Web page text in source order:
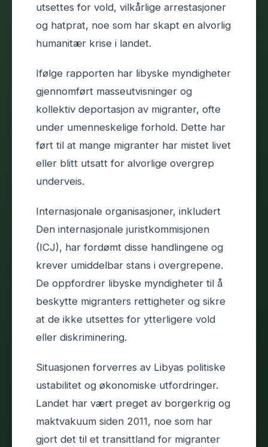
utsettes for vold, vilkårlige arrestasjoner
og hatprat, noe som har skapt en alvorlig
humanitær krise i landet.
Ifølge rapporten har libyske myndigheter
gjennomført masseutvisninger og
kollektiv deportasjon av migranter, ofte
under umenneskelige forhold. Dette har
ført til at mange migranter har mistet livet
eller blitt utsatt for alvorlige overgrep
underveis.
Internasjonale organisasjoner, inkludert
Den internasjonale juristkommisjonen
(ICJ), har fordømt disse handlingene og
krever umiddelbar stans i overgrepene.
De oppfordrer libyske myndigheter til å
beskytte migranters rettigheter og sikre
at de ikke utsettes for ytterligere vold
eller diskriminering.
Situasjonen forverres av Libyas politiske
ustabilitet og økonomiske utfordringer.
Landet har vært preget av borgerkrig og
maktvakuum siden 2011, noe som har
gjort det til et transittland for migranter